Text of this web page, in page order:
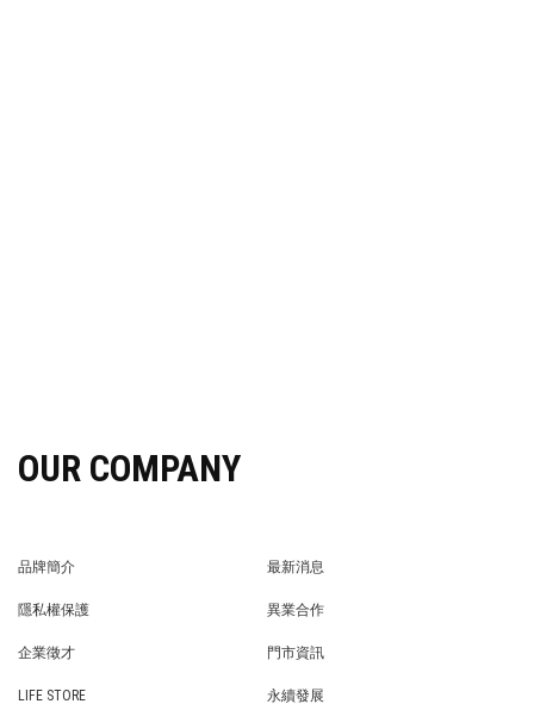
OUR COMPANY
品牌簡介
最新消息
隱私權保護
異業合作
企業徵才
門市資訊
LIFE STORE
永續發展